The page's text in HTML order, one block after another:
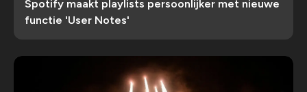
Spotify maakt playlists persoonlijker met nieuwe
functie 'User Notes'